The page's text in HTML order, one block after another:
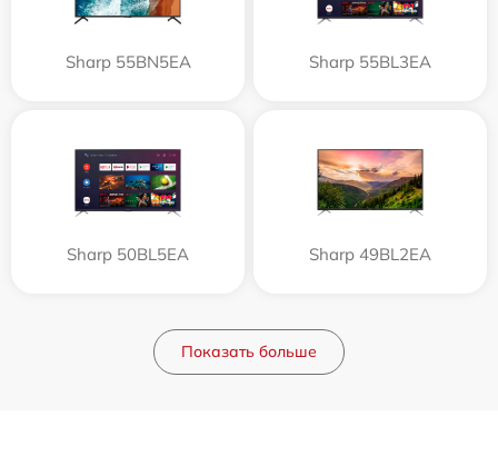
Sharp 55BN5EA Sharp 55BL3EA
Sharp 50BL5EA Sharp 49BL2EA
Показать больше